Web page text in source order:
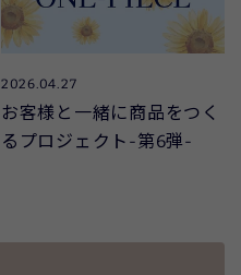
2026.04.27
お客様と一緒に商品をつく
るプロジェクト‐第6弾‐